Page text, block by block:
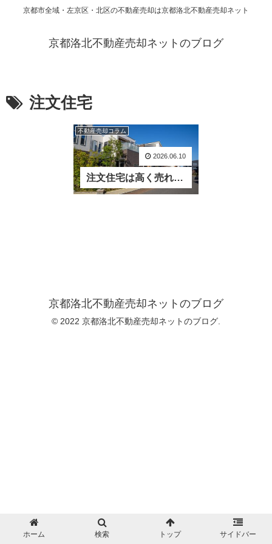
京都市全域・左京区・北区の不動産売却は京都洛北不動産売却ネット
京都洛北不動産売却ネットのブログ
注文住宅
不動産売却コラム
注文住宅は高く売れるのか？建売住宅との評価差を実務視点で解説
2026.06.10
京都洛北不動産売却ネットのブログ
© 2022 京都洛北不動産売却ネットのブログ.
ホーム 検索 トップ サイドバー